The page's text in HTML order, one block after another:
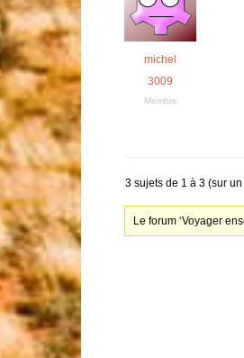
michel
3009
Membre
3 sujets de 1 à 3 (sur
Le forum ‘Voyager